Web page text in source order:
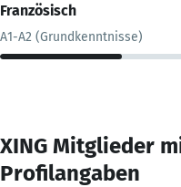
Französisch
A1-A2 (Grundkenntnisse)
XING Mitglieder
Profilangaben